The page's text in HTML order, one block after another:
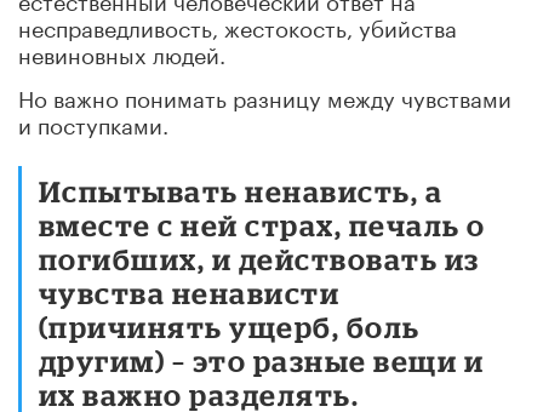
несправедливость, жестокость, убийства
невиновных людей.
Но важно понимать разницу между чувствами
и поступками.
Испытывать ненависть, а
вместе с ней страх, печаль о
погибших, и действовать из
чувства ненависти
(причинять ущерб, боль
другим) – это разные вещи и
их важно разделять.